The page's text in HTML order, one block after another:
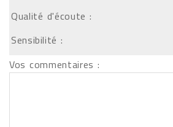
Qualité d'écoute :
Sensibilité :
Vos commentaires :